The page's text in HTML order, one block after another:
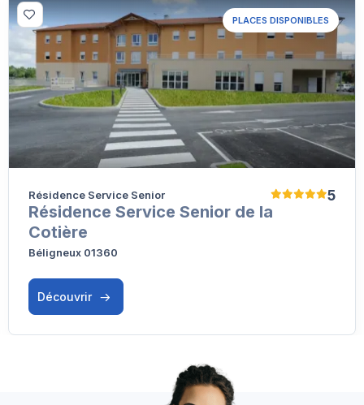
PLACES DISPONIBLES
5
Résidence Service Senior
Résidence Service Senior de la
Cotière
Béligneux 01360
Découvrir